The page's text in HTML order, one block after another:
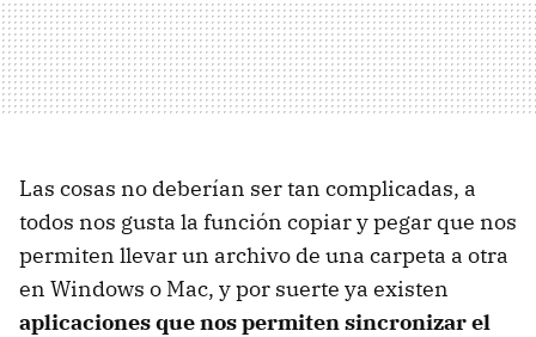
Las cosas no deberían ser tan complicadas, a
todos nos gusta la función copiar y pegar que nos
permiten llevar un archivo de una carpeta a otra
en Windows o Mac, y por suerte ya existen
aplicaciones que nos permiten sincronizar el